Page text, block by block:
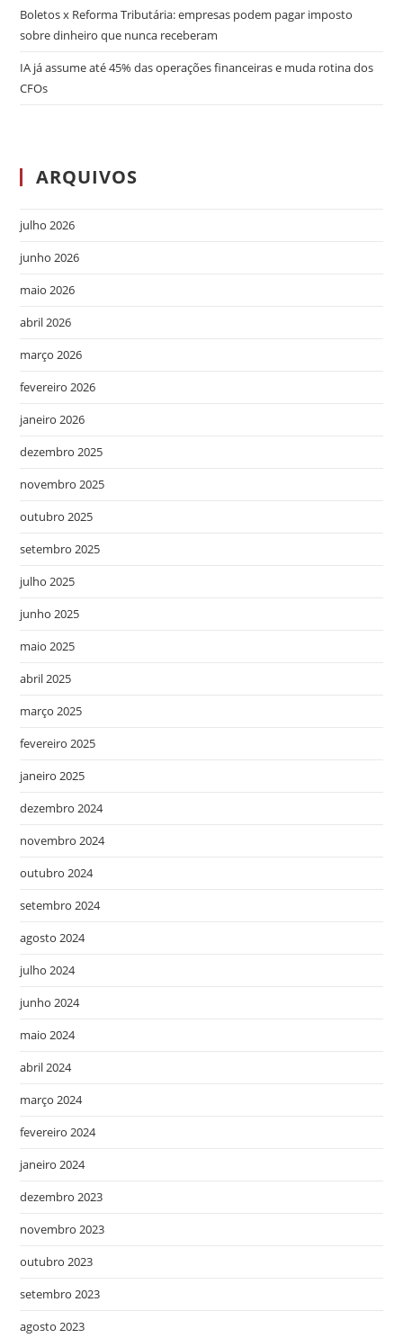
Boletos x Reforma Tributária: empresas podem pagar imposto
sobre dinheiro que nunca receberam
IA já assume até 45% das operações financeiras e muda rotina dos
CFOs
ARQUIVOS
julho 2026
junho 2026
maio 2026
abril 2026
março 2026
fevereiro 2026
janeiro 2026
dezembro 2025
novembro 2025
outubro 2025
setembro 2025
julho 2025
junho 2025
maio 2025
abril 2025
março 2025
fevereiro 2025
janeiro 2025
dezembro 2024
novembro 2024
outubro 2024
setembro 2024
agosto 2024
julho 2024
junho 2024
maio 2024
abril 2024
março 2024
fevereiro 2024
janeiro 2024
dezembro 2023
novembro 2023
outubro 2023
setembro 2023
agosto 2023